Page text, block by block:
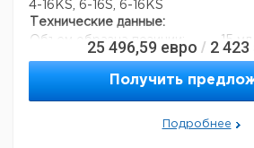
4-16KS, 6-16S, 6-16KS
Технические данные:
Объем образца позиции:
15 мл
Количество позиций образца:
25 496,59 евро / 2 423
Получить
Подробнее